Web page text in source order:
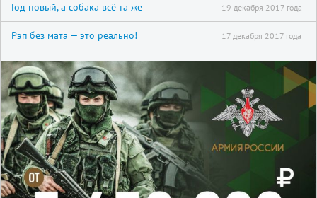
Год новый, а собака всё та же 19 декабря 2017 года
Рэп без мата — это реально! 17 декабря 2017 года